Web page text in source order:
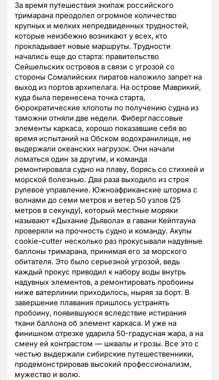
За время путешествия экипаж российского
тримарана преодолел огромное количество
крупных и мелких непредвиденных трудностей,
которые неизбежно возникают у всех, кто
прокладывает новые маршруты. Трудности
начались еще до старта: правительство
Сейшельских островов в связи с угрозой со
стороны Сомалийских пиратов наложило запрет на
выход из портов архипелага. На острове Маврикий,
куда была перенесена точка старта,
бюрократические хлопоты по получению судна из
таможни отняли две недели. Фиберглассовые
элементы каркаса, хорошо показавшие себя во
время испытаний на Обском водохранилище, не
выдержали океанских нагрузок. Они начали
ломаться один за другим, и команда
ремонтировала судно на плаву, борясь со стихией и
морской болезнью. Два раза выходило из строя
рулевое управление. Южноафриканские шторма с
волнами до семи метров и ветер 50 узлов (25
метров в секунду), который местные моряки
называют «Дыхание Дьявола» в гавани Кейптауна
проверяли на прочность судно и команду. Акулы
cookie-cutter несколько раз прокусывали надувные
баллоны тримарана, принимая его за морского
обитателя. Это было серьезной угрозой, ведь
каждый прокус приводил к набору воды внутрь
надувных элементов, а ремонтировать пробоины
ниже ватерлинии приходилось, ныряя за борт. В
завершение плавания пришлось устранять
пробоину, появившуюся вследствие истирания
ткани баллона об элемент каркаса. И уже на
финишном отрезке ударила 50-градусная жара, а на
смену ей контрастом — шквалы и грозы. Все это с
честью выдержали сибирские путешественники,
продемонстрировав высокий профессионализм,
мужество и волю.